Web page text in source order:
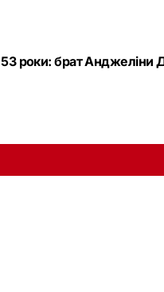
роки: брат Анджеліни